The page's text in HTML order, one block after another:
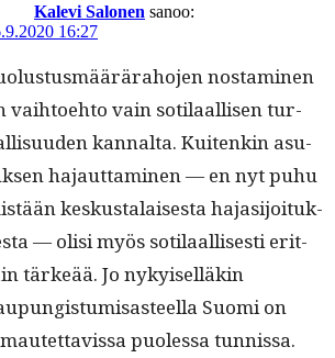
Kalevi Salonen sanoo:
16:27
nos­t­a­mi­nen
vai­h­toe­hto vain soti­laal­lisen tur­
kannal­ta. Kuitenkin asu­
hajaut­ta­mi­nen — en nyt puhu
keskusta­lais­es­ta hajasi­joituk­
— olisi myös soti­laal­lis­es­ti erit­
tärkeää. Jo nykyisel­läkin
Suo­mi on
puo­lessa tun­nis­sa.